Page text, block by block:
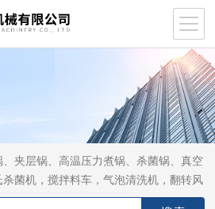
夹层锅、高温压力煮锅、杀菌锅、真空
菌机，搅拌料车，气泡清洗机，翻转风